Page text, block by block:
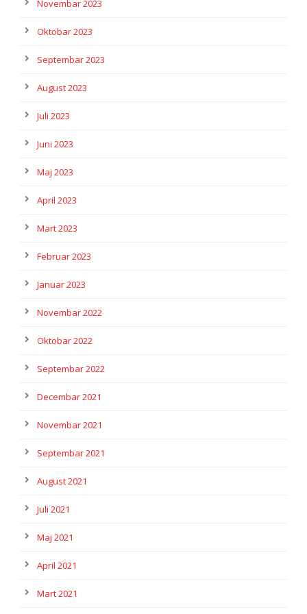
Novembar 2023
Oktobar 2023
Septembar 2023
August 2023
Juli 2023
Juni 2023
Maj 2023
April 2023
Mart 2023
Februar 2023
Januar 2023
Novembar 2022
Oktobar 2022
Septembar 2022
Decembar 2021
Novembar 2021
Septembar 2021
August 2021
Juli 2021
Maj 2021
April 2021
Mart 2021